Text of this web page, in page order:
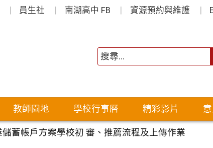
員生社 南湖高中 FB 資源預約與維護
教師園地 學校行事曆 精彩影片
蓄帳戶方案學校初 審、推薦流程及上傳作業